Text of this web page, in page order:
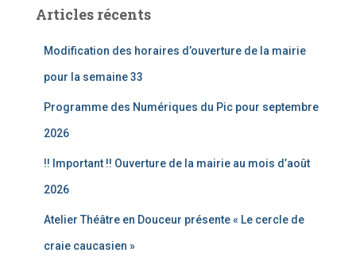
rArticles récents
Modification des horaires d’ouverture de la mairie
pour la semaine 33
Programme des Numériques du Pic pour septembre
2026
!! Important !! Ouverture de la mairie au mois d’août
2026
Atelier Théâtre en Douceur présente « Le cercle de
craie caucasien »